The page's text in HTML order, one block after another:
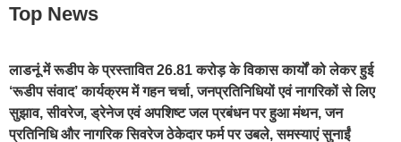
Top News
लाडनूं में रूडीप के प्रस्तावित 26.81 करोड़ के विकास कार्यों को लेकर हुई
‘रूडीप संवाद’ कार्यक्रम में गहन चर्चा, जनप्रतिनिधियों एवं नागरिकों से लिए
सुझाव, सीवरेज, ड्रेनेज एवं अपशिष्ट जल प्रबंधन पर हुआ मंथन, जन
प्रतिनिधि और नागरिक सिवरेज ठेकेदार फर्म पर उबले, समस्याएं सुनाईं